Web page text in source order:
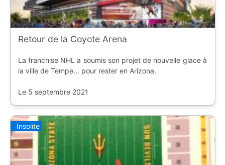
Retour de la Coyote Arena
La franchise NHL a soumis son projet de nouvelle glace à
la ville de Tempe... pour rester en Arizona.
Le 5 septembre 2021
Insolite